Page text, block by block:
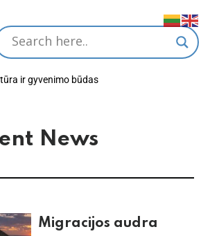
ir gyvenimo būdas
News
Migracijos audra